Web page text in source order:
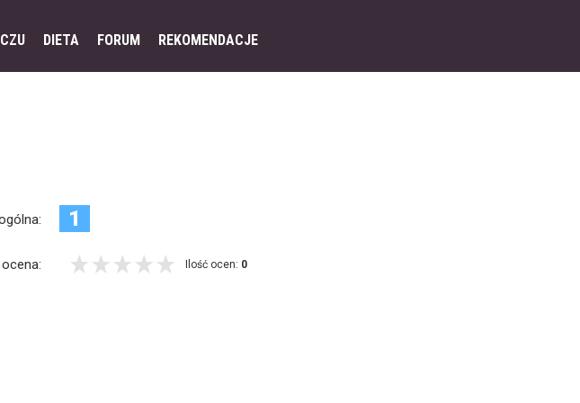
DIETA FORUM REKOMENDACJE
1
Ilość ocen: 0